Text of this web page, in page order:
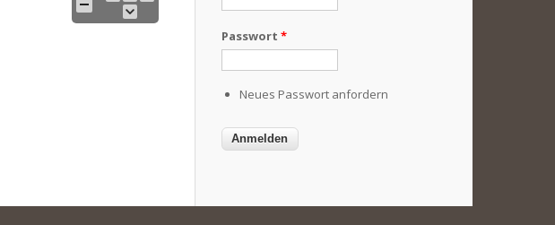
Passwort *
Neues Passwort anfordern